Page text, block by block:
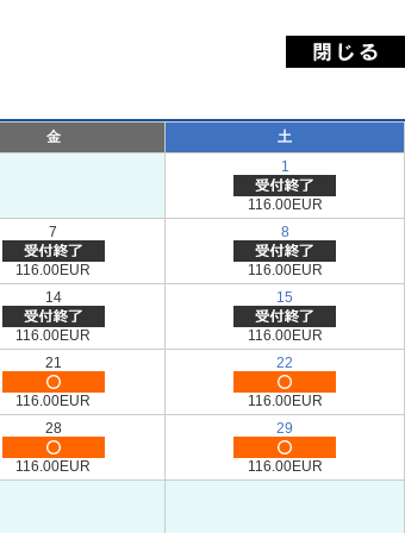
金
土
1
116.00EUR
7
116.00EUR
8
116.00EUR
14
116.00EUR
15
116.00EUR
21
116.00EUR
22
116.00EUR
28
116.00EUR
29
116.00EUR